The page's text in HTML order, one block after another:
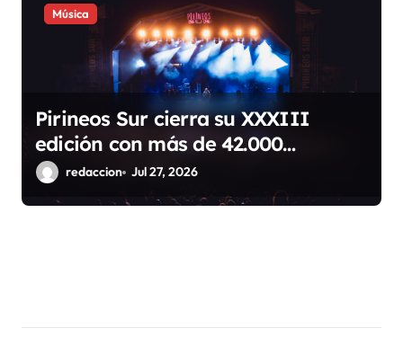
Música
Pirineos Sur cierra su XXXIII
edición con más de 42.000
espectadores, cuatro sold out y
récord de público familiar
redaccion Jul 27, 2026